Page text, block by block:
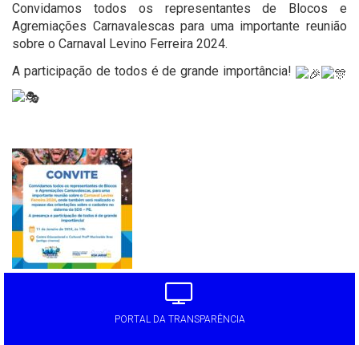
Convidamos todos os representantes de Blocos e
Agremiações Carnavalescas para uma importante reunião
sobre o Carnaval Levino Ferreira 2024.
A participação de todos é de grande importância!
PORTAL DA TRANSPARÊNCIA
'